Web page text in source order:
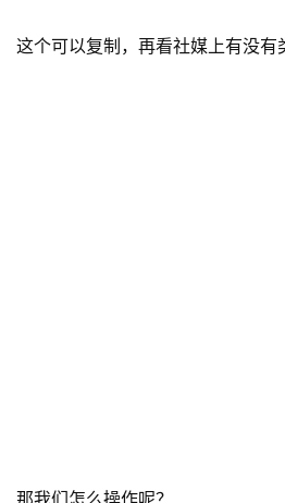
业
这个可以复制，再看社媒上有没有
那我们怎么操作呢？